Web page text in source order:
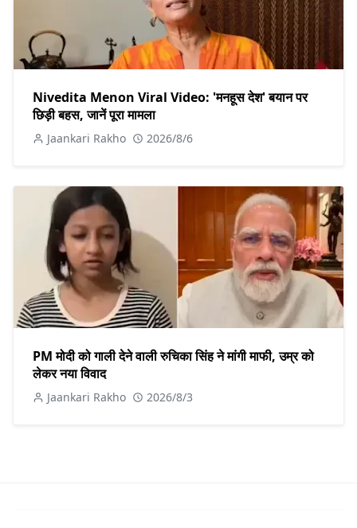
Nivedita Menon Viral Video: 'मनहूस देश' बयान पर
छिड़ी बहस, जानें पूरा मामला
Jaankari Rakho 2026/8/6
PM मोदी को गाली देने वाली रुचिका सिंह ने मांगी माफी, उम्र को
लेकर नया विवाद
Jaankari Rakho 2026/8/3